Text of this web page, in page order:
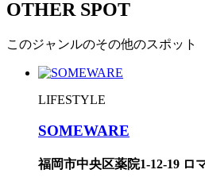
OTHER SPOT
このジャンルのその他のスポット
LIFESTYLE
SOMEWARE
福岡市中央区薬院1-12-19 ロ